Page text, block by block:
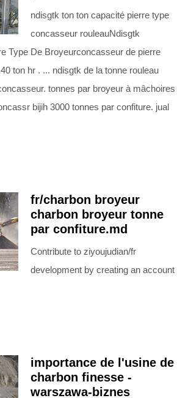
ndisgtk ton ton capacité pierre type
concasseur rouleauNdisgtk
Type De Broyeurconcasseur de pierre
ton hr . ... ndisgtk de la tonne rouleau
tonnes par broyeur à mâchoires
bijih 3000 tonnes par confiture. jual
fr/charbon broyeur
charbon broyeur tonne
par confiture.md
Contribute to ziyoujudian/fr
development by creating an account
importance de l'usine de
charbon finesse -
warszawa-biznes